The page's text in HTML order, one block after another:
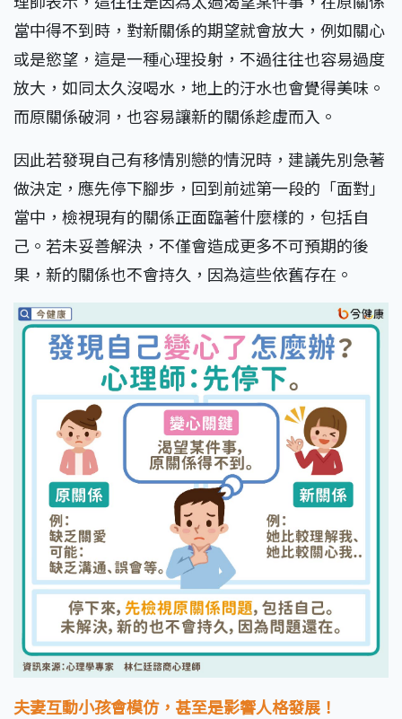
當中得不到時，對新關係的期望就會放大，例如關心
或是慾望，這是一種心理投射，不過往往也容易過度
放大，如同太久沒喝水，地上的汙水也會覺得美味。
而原關係破洞，也容易讓新的關係趁虛而入。
因此若發現自己有移情別戀的情況時，建議先別急著
做決定，應先停下腳步，回到前述第一段的「面對」
當中，檢視現有的關係正面臨著什麼樣的，包括自
己。若未妥善解決，不僅會造成更多不可預期的後
果，新的關係也不會持久，因為這些依舊存在。
夫妻互動小孩會模仿，甚至是影響人格發展！